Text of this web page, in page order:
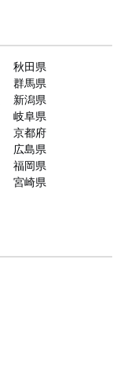
秋田県
群馬県
新潟県
岐阜県
京都府
広島県
福岡県
宮崎県